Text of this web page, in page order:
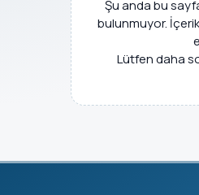
Şu anda bu
bulunmuyor.
Lütfen daha